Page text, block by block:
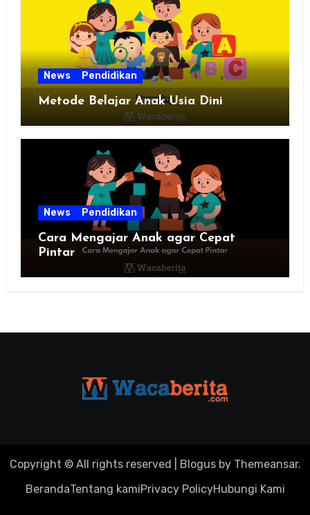
News Pendidikan
Metode Belajar Anak Usia Dini
News Pendidikan
Cara Mengajar Anak agar Cepat
Pintar
Copyright © All rights reserved Blogusby Themeansar.
BerandaTentang kamiPrivacy PolicyHubungi Kami